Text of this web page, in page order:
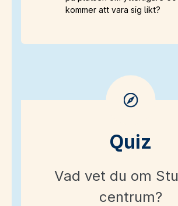
kommer att vara sig likt?
Quiz
Vad vet du om
centrum?